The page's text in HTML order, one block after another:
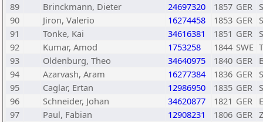
89
Brinckmann, Dieter 24697320 1857 GER
90
Jiron, Valerio 16274458 1853 GER
91
Tonke, Kai 34616381 1851 GER
92
Kumar, Amod 1753258 1844 SWE
93
Oldenburg, Theo 34640975 1840 GER
94
Azarvash, Aram 16277384 1836 GER
95
Caglar, Ertan 12986950 1835 GER
96
Schneider, Johan 34620877 1821 GER
97
Paul, Fabian 12908231 1806 GER